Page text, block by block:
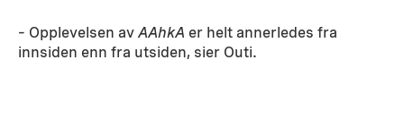
– Opplevelsen avAAhkA er helt annerledes fra
innsiden enn fra utsiden, sier Outi.